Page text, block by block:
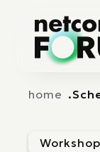
home
Workshop